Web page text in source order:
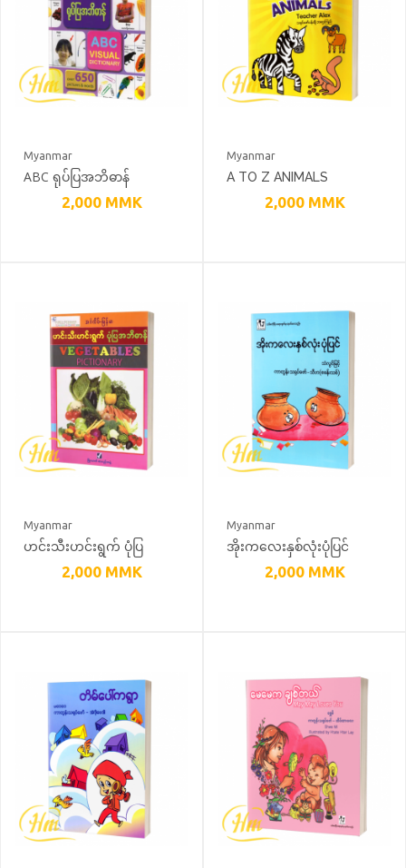
Myanmar
ABC ရုပ်ပြအဘိဓာန်
2,000 MMK
Myanmar
A TO Z ANIMALS
2,000 MMK
Myanmar
ဟင်းသီးဟင်းရွက် ပုံပြ
အဘိဓာန် (အင်္ဂလိပ်-မြန်မာ)
2,000 MMK
Myanmar
အိုးကလေးနှစ်လုံးပုံပြင်
2,000 MMK